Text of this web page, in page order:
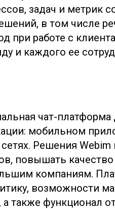
задач и метрик
в том числе
при работе с
и каждого ее
чат-
мобильном
Решения
повышать
компаниям.
возможности
а также функционал